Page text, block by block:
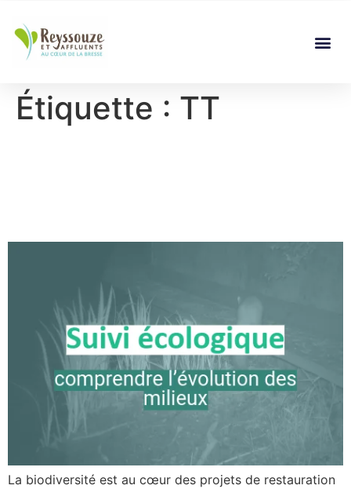
Étiquette : TT
La biodiversité est au cœur des projets de restauration